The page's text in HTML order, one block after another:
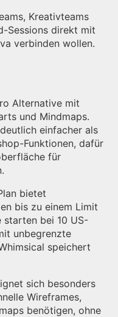
Kreativteams
Sessions direkt mit
verbinden wollen.
Alternative mit
und Mindmaps.
einfacher als
Funktionen, dafür
für
bietet
bis zu einem Limit
starten bei 10 US-
unbegrenzte
speichert
sich besonders
Wireframes,
benötigen, ohne